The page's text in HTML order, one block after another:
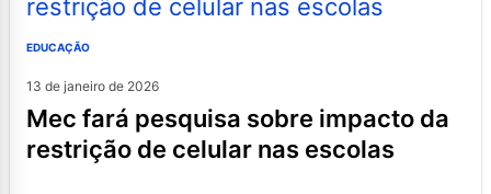
EDUCAÇÃO
13 de janeiro de 2026
mec fará pesquisa sobre impacto da
restrição de celular nas escolas